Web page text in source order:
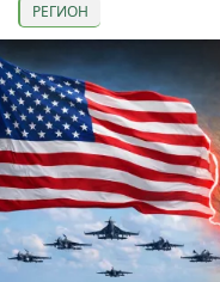
РЕГИОН